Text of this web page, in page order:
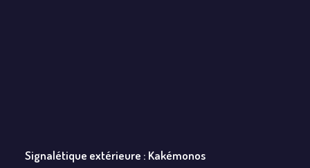
Signalétique extérieure : Kakémonos